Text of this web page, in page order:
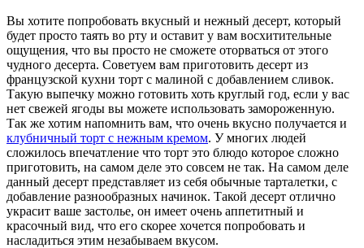
Вы хотите попробовать вкусный и нежный десерт, который
будет просто таять во рту и оставит у вам восхитительные
ощущения, что вы просто не сможете оторваться от этого
чудного десерта. Советуем вам приготовить десерт из
французской кухни торт с малиной с добавлением сливок.
Такую выпечку можно готовить хоть круглый год, если у вас
нет свежей ягоды вы можете использовать замороженную.
Так же хотим напомнить вам, что очень вкусно получается и
клубничный торт с нежным кремом. У многих людей
сложилось впечатление что торт это блюдо которое сложно
приготовить, на самом деле это совсем не так. На самом деле
данный десерт представляет из себя обычные тарталетки, с
добавление разнообразных начинок. Такой десерт отлично
украсит ваше застолье, он имеет очень аппетитный и
красочный вид, что его скорее хочется попробовать и
насладиться этим незабываем вкусом.